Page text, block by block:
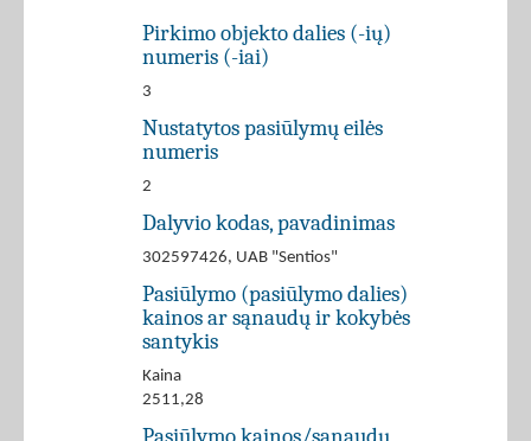
Pirkimo objekto dalies (-ių)
numeris (-iai)
3
Nustatytos pasiūlymų eilės
numeris
2
Dalyvio kodas, pavadinimas
302597426, UAB "Sentios"
Pasiūlymo (pasiūlymo dalies)
kainos ar sąnaudų ir kokybės
santykis
Kaina
2511,28